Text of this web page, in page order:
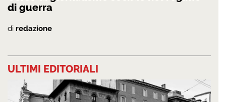
di guerra
di redazione
ULTIMI EDITORIALI